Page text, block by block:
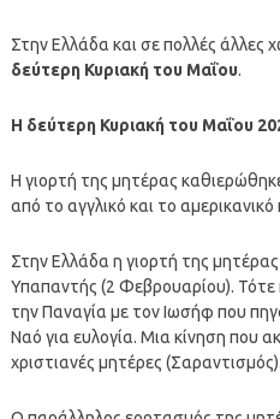
Στην Ελλάδα και σε πολλές άλλες
δεύτερη Κυριακή του Μαΐου.
Η δεύτερη Κυριακή του Μαΐου
Η γιορτή της μητέρας
από το αγγλικό και το
Στην Ελλάδα η γιορτή της
Υπαπαντής (2 Φεβρουαρίου). Τότε
την Παναγία με τον Ιωσήφ που
Ναό για ευλογία. Μια κίνηση που
χριστιανές μητέρες (Σαραντισμός).